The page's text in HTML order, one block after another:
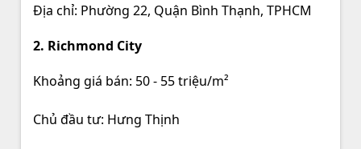
Địa chỉ: Phường 22, Quận Bình Thạnh, TPHCM
2. Richmond City
Khoảng giá bán: 50 - 55 triệu/m²
Chủ đầu tư: Hưng Thịnh